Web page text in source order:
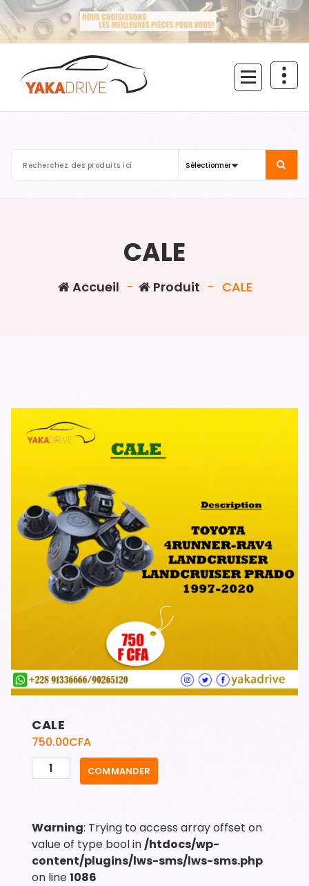
Aller
au
contenu
CALE
Accueil - Produit - CALE
CALE
750.00CFA
quantité
de
COMMANDER
Warning: Trying to access array offset on
value of type bool in/htdocs/wp-
content/plugins/lws-sms/lws-sms.php
on line1086